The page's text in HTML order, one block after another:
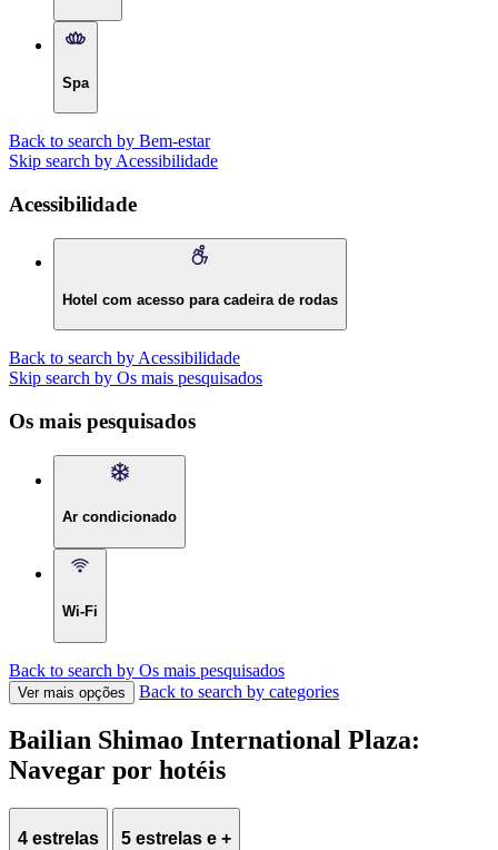
Spa
Back to search by Bem-estar
Skip search by Acessibilidade
Acessibilidade
Hotel com acesso para cadeira de rodas
Back to search by Acessibilidade
Skip search by Os mais pesquisados
Os mais pesquisados
Ar condicionado
Wi-Fi
Back to search by Os mais pesquisados
Ver mais opções Back to search by categories
Bailian Shimao International Plaza:
Navegar por hotéis
4 estrelas 5 estrelas e +